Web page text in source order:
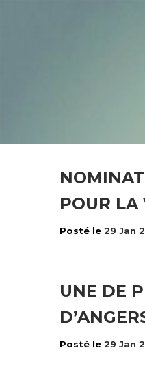
POUR LA
Posté le 29 Jan
UNE DE
Posté le 29 Jan